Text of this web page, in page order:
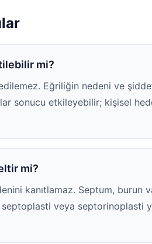
mi?
Eğriliğin nedeni ve
sonucu etkileyebilir; kişisel
mi?
kanıtlamaz. Septum, burun
veya septorinoplasti